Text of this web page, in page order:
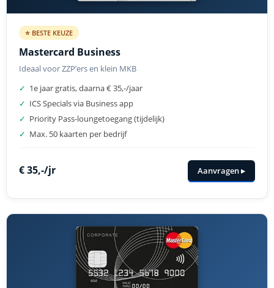
⭐ BESTE KEUZE
Mastercard Business
Ideaal voor ZZP’ers en klein MKB
✓ 1e jaar gratis, daarna € 35,-/jaar
✓ ICS Specials via Business app
✓ Priority Pass-loungetoegang (tijdelijk)
✓ Max. 50 kaarten per bedrijf
€ 35,-/jr Aanvragen ▸